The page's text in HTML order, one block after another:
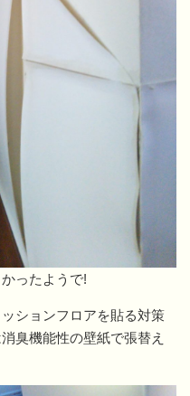
ったようで!
ションフロアを貼る対策
臭機能性の壁紙で張替え